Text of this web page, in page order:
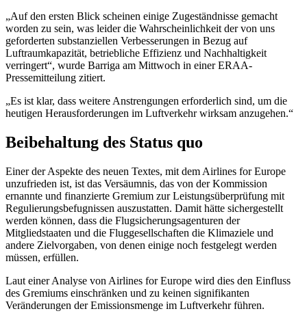
„Auf den ersten Blick scheinen einige Zugeständnisse gemacht
worden zu sein, was leider die Wahrscheinlichkeit der von uns
geforderten substanziellen Verbesserungen in Bezug auf
Luftraumkapazität, betriebliche Effizienz und Nachhaltigkeit
verringert“, wurde Barriga am Mittwoch in einer ERAA-
Pressemitteilung zitiert.
„Es ist klar, dass weitere Anstrengungen erforderlich sind, um die
heutigen Herausforderungen im Luftverkehr wirksam anzugehen.“
Beibehaltung des Status quo
Einer der Aspekte des neuen Textes, mit dem Airlines for Europe
unzufrieden ist, ist das Versäumnis, das von der Kommission
ernannte und finanzierte Gremium zur Leistungsüberprüfung mit
Regulierungsbefugnissen auszustatten. Damit hätte sichergestellt
werden können, dass die Flugsicherungsagenturen der
Mitgliedstaaten und die Fluggesellschaften die Klimaziele und
andere Zielvorgaben, von denen einige noch festgelegt werden
müssen, erfüllen.
Laut einer Analyse von Airlines for Europe wird dies den Einfluss
des Gremiums einschränken und zu keinen signifikanten
Veränderungen der Emissionsmenge im Luftverkehr führen.